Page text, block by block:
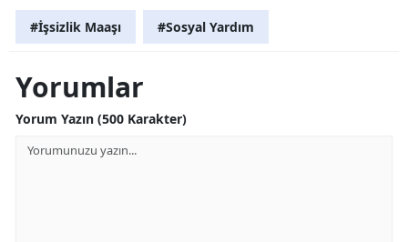
#İşsizlik Maaşı #Sosyal Yardım
Yorumlar
Yorum Yazın (500 Karakter)